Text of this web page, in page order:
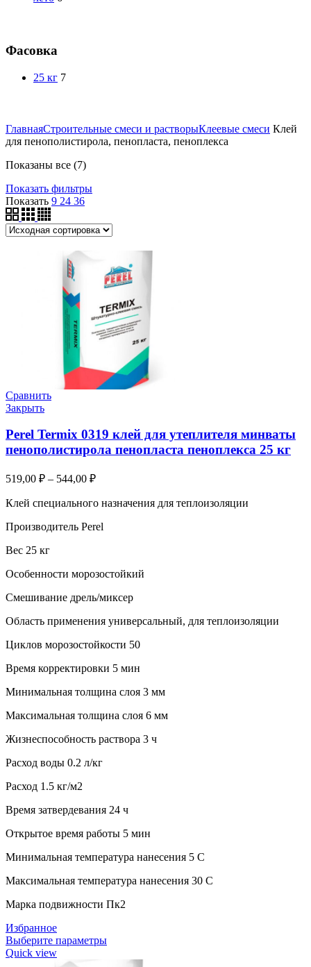
Фасовка
25 кг 7
ГлавнаяСтроительные смеси и растворыКлеевые смеси Клей
для пенополистирола, пенопласта, пеноплекса
Показаны все (7)
Показать фильтры
Показать 9 24 36
Сравнить
Закрыть
Perel Termix 0319 клей для утеплителя минваты
пенополистирола пенопласта пеноплекса 25 кг
519,00 ₽ – 544,00 ₽
Клей специального назначения для теплоизоляции
Производитель Perel
Вес 25 кг
Особенности морозостойкий
Смешивание дрель/миксер
Область применения универсальный, для теплоизоляции
Циклов морозостойкости 50
Время корректировки 5 мин
Минимальная толщина слоя 3 мм
Максимальная толщина слоя 6 мм
Жизнеспособность раствора 3 ч
Расход воды 0.2 л/кг
Расход 1.5 кг/м2
Время затвердевания 24 ч
Открытое время работы 5 мин
Минимальная температура нанесения 5 C
Максимальная температура нанесения 30 C
Марка подвижности Пк2
Избранное
Выберите параметры
Quick view